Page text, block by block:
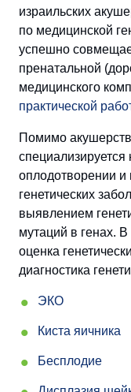
израильских
по медицинской
успешно
пренатальной
медицинского
практической
Помимо
специализируется
оплодотворении и
генетических
выявлением
мутаций в генах.
оценка
диагностика
ЭКО
Киста яичника
Бесплодие